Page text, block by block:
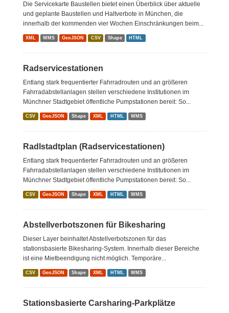
Die Servicekarte Baustellen bietet einen Überblick über aktuelle
und geplante Baustellen und Haltverbote in München, die
innerhalb der kommenden vier Wochen Einschränkungen beim...
XML WMS GeoJSON CSV Shape HTML
Radservicestationen
Entlang stark frequentierter Fahrradrouten und an größeren
Fahrradabstellanlagen stellen verschiedene Institutionen im
Münchner Stadtgebiet öffentliche Pumpstationen bereit: So...
CSV GeoJSON Shape XML HTML WMS
Radlstadtplan (Radservicestationen)
Entlang stark frequentierter Fahrradrouten und an größeren
Fahrradabstellanlagen stellen verschiedene Institutionen im
Münchner Stadtgebiet öffentliche Pumpstationen bereit: So...
CSV GeoJSON Shape XML HTML WMS
Abstellverbotszonen für Bikesharing
Dieser Layer beinhaltet Abstellverbotszonen für das
stationsbasierte Bikesharing-System. Innerhalb dieser Bereiche
ist eine Mietbeendigung nicht möglich. Temporäre...
CSV GeoJSON Shape XML HTML WMS
Stationsbasierte Carsharing-Parkplätze